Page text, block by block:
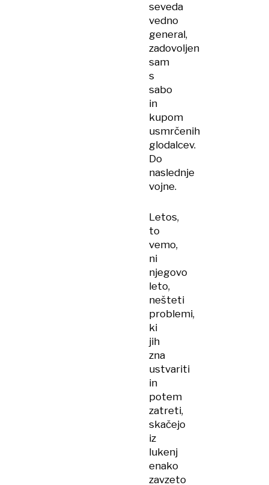
seveda
vedno
general,
zadovoljen
sam
s
sabo
in
kupom
usmrčenih
glodalcev.
Do
naslednje
vojne.
Letos,
to
vemo,
ni
njegovo
leto,
nešteti
problemi,
ki
jih
zna
ustvariti
in
potem
zatreti,
skačejo
iz
lukenj
enako
zavzeto